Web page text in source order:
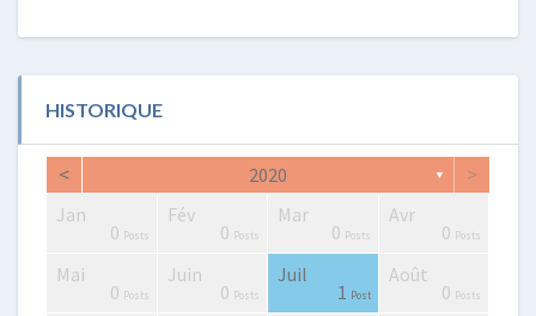
HISTORIQUE
< 2020 ▼ >
Jan
0 Posts
Fév
0 Posts
Mar
0 Posts
Avr
0 Posts
Mai
0 Posts
Juin
0 Posts
Juil
1 Post
Août
0 Posts